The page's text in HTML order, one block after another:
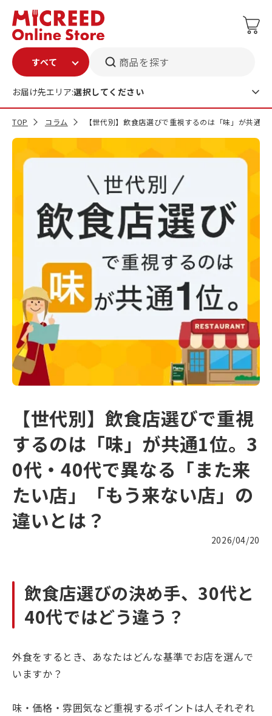
商品を探す
お届け先エリア:選択してください
TOP コラム 【世代別】飲食店選びで重視するのは「味」が共通
2026/04/20
【世代別】飲食店選びで重視
するのは「味」が共通1位。3
0代・40代で異なる「また来
たい店」「もう来ない店」の
違いとは？
飲食店選びの決め手、30代と
40代ではどう違う？
外食をするとき、あなたはどんな基準でお店を選んで
いますか？
味・価格・雰囲気など重視するポイントは人それぞれ